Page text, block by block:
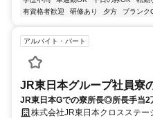
有資格者歓迎
研修あり 夕方 ブランク
アルバイト・パート
JR東日本グループ社員寮
JR東日本Gでの寮所長◎所長手当2
株式会社JR東日本クロスステ